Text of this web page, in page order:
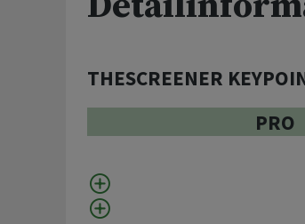
THESCREENER
PRO